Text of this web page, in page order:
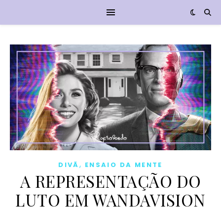
DIVÃ, ENSAIO DA MENTE
A REPRESENTAÇÃO DO
LUTO EM WANDAVISION